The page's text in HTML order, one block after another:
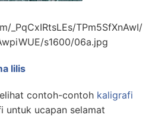
_PqCxIRtsLEs/TPm5SfXnAwI/
s1600/06a.jpg
lilis
contoh-contoh kaligrafi
untuk ucapan selamat